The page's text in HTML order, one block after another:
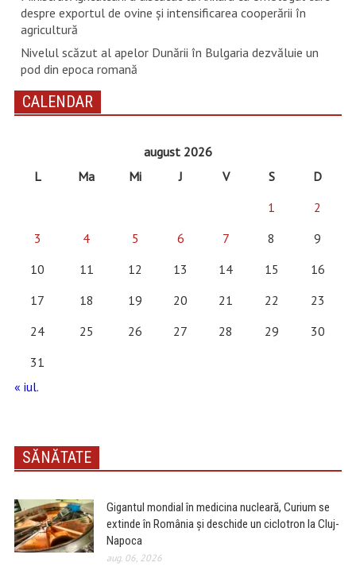
despre exportul de ovine și intensificarea cooperării în
agricultură
Nivelul scăzut al apelor Dunării în Bulgaria dezvăluie un
pod din epoca romană
CALENDAR
august 2026
L
Ma Mi J V S
D
1
2
3
4 5 6 7 8
9
10
11 12 13 14 15
16
17
18 19 20 21 22
23
24
25 26 27 28 29
30
31
« iul.
SĂNĂTATE
Gigantul mondial în medicina nucleară, Curium se
extinde în România și deschide un ciclotron la Cluj-
Napoca
aug. 06, 2026